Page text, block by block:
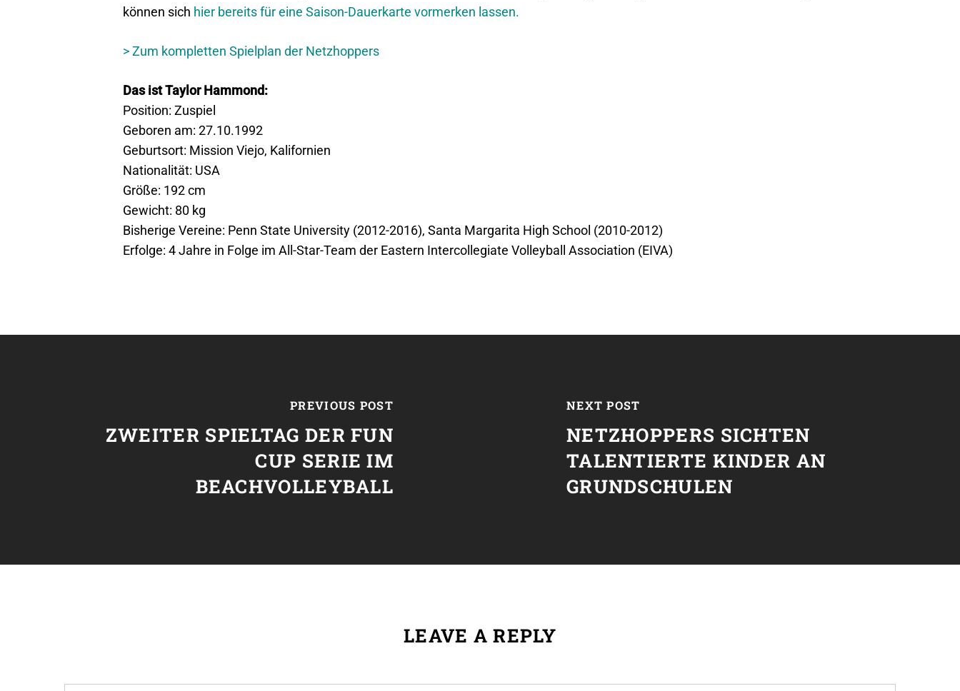
können sich hier bereits für eine Saison-Dauerkarte vormerken lassen.
> Zum kompletten Spielplan der Netzhoppers
Das ist Taylor Hammond:
Position: Zuspiel
Geboren am: 27.10.1992
Geburtsort: Mission Viejo, Kalifornien
Nationalität: USA
Größe: 192 cm
Gewicht: 80 kg
Bisherige Vereine: Penn State University (2012-2016), Santa Margarita High School (2010-2012)
Erfolge: 4 Jahre in Folge im All-Star-Team der Eastern Intercollegiate Volleyball Association (EIVA)
PREVIOUS POST
ZWEITER SPIELTAG DER FUN
CUP SERIE IM
BEACHVOLLEYBALL
NEXT POST
NETZHOPPERS SICHTEN
TALENTIERTE KINDER AN
GRUNDSCHULEN
LEAVE A REPLY